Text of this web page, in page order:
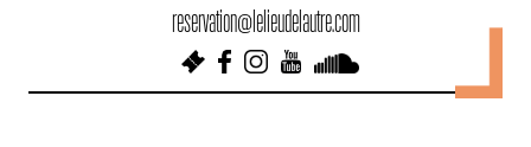
o
reservation@lelieudelautre.com